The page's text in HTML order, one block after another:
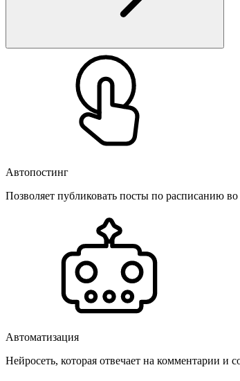
Автопостинг
Позволяет публиковать посты по расписанию
Автоматизация
Нейросеть, которая отвечает на комментарии и